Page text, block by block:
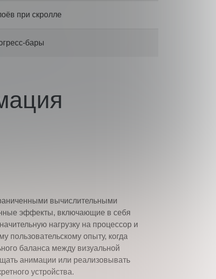
при скролле
бары
вычислительными
эффекты, включающие в себя
нагрузку на процессор и
пользовательскому опыту, когда
баланса между визуальной
анимации или реализовывать
устройства.